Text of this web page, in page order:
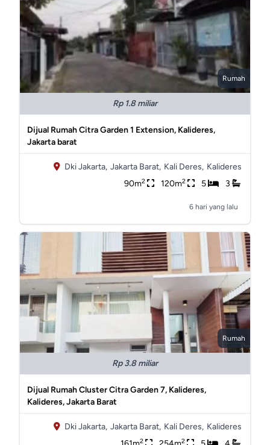
Rumah
Rp 1.8 miliar
Dijual Rumah Citra Garden 1 Extension, Kalideres,
Jakarta barat
Dki Jakarta, Jakarta Barat, Kali Deres, Kalideres
90m2 120m2 5 3
6 hari yang lalu
Rumah
Rp 3.8 miliar
Dijual Rumah Cluster Citra Garden 7, Kalideres,
Kalideres, Jakarta Barat
Dki Jakarta, Jakarta Barat, Kali Deres, Kalideres
2 2